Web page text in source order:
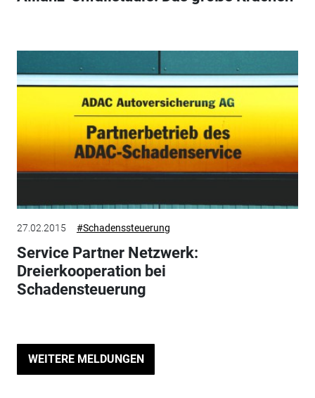
27.02.2015 #Schadenssteuerung
Service Partner Netzwerk:
Dreierkooperation bei
Schadensteuerung
WEITERE MELDUNGEN